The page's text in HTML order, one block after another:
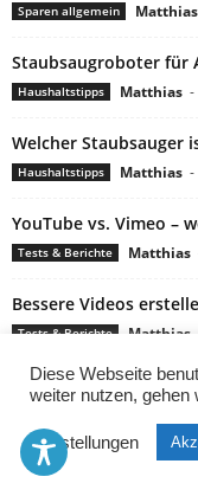
Sparen allgemein Matthias
Staubsaugroboter für
Haushaltstipps Matthias -
Welcher Staubsauger
Haushaltstipps Matthias -
YouTube vs. Vimeo –
Tests & Berichte Matthias
Bessere Videos
Tests & Berichte Matthias
Worauf Sie bei der
sollten
Telefon und Internet
Diese Webseite
weiter nutzen, gehen
Einstellungen